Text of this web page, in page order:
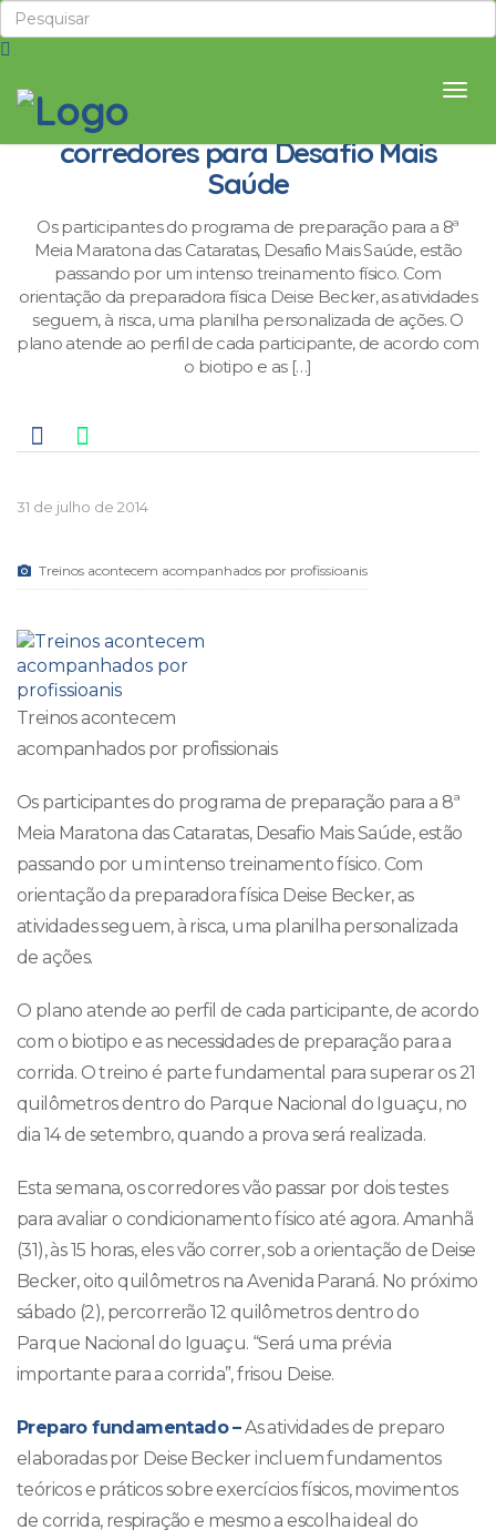
Treino físico personalizado prepara
corredores para Desafio Mais
Saúde
Os participantes do programa de preparação para a 8ª
Meia Maratona das Cataratas, Desafio Mais Saúde, estão
passando por um intenso treinamento físico. Com
orientação da preparadora física Deise Becker, as atividades
seguem, à risca, uma planilha personalizada de ações. O
plano atende ao perfil de cada participante, de acordo com
o biotipo e as […]
31 de julho de 2014
Treinos acontecem acompanhados por profissioanis
Treinos acontecem
acompanhados por profissionais
Os participantes do programa de preparação para a 8ª
Meia Maratona das Cataratas, Desafio Mais Saúde, estão
passando por um intenso treinamento físico. Com
orientação da preparadora física Deise Becker, as
atividades seguem, à risca, uma planilha personalizada
de ações.
O plano atende ao perfil de cada participante, de acordo
com o biotipo e as necessidades de preparação para a
corrida. O treino é parte fundamental para superar os 21
quilômetros dentro do Parque Nacional do Iguaçu, no
dia 14 de setembro, quando a prova será realizada.
Esta semana, os corredores vão passar por dois testes
para avaliar o condicionamento físico até agora. Amanhã
(31), às 15 horas, eles vão correr, sob a orientação de Deise
Becker, oito quilômetros na Avenida Paraná. No próximo
sábado (2), percorrerão 12 quilômetros dentro do
Parque Nacional do Iguaçu. “Será uma prévia
importante para a corrida”, frisou Deise.
Preparo fundamentado –As atividades de preparo
elaboradas por Deise Becker incluem fundamentos
teóricos e práticos sobre exercícios físicos, movimentos
de corrida, respiração e mesmo a escolha ideal do